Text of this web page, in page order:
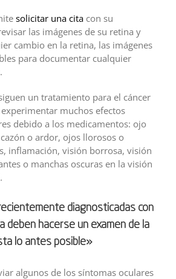
solicitar una cita con su
las imágenes de su retina y
cambio en la retina, las imágenes
para documentar cualquier
un tratamiento para el cáncer
muchos efectos
debido a los medicamentos: ojo
o ardor, ojos llorosos o
inflamación, visión borrosa, visión
o manchas oscuras en la visión
diagnosticadas con
deben hacerse un examen de la
lo antes posible»
algunos de los síntomas oculares